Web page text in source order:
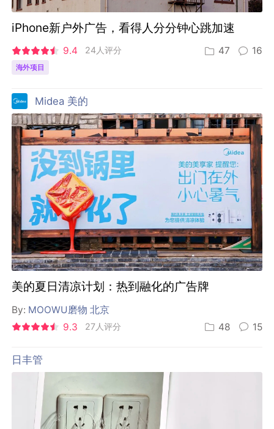
iPhone新户外广告，看得人分分钟心跳加速
9.4 24人评分 47 16
海外项目
Midea 美的
美的夏日清凉计划：热到融化的广告牌
By: MOOWU磨物 北京
9.3
27人评分 48 15
日丰管